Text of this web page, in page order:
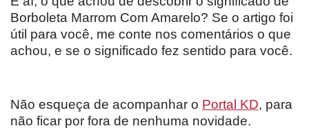
Borboleta Marrom Com Amarelo? Se o artigo foi
útil para você, me conte nos comentários o que
achou, e se o significado fez sentido para você.
Não esqueça de acompanhar o Portal KD, para
não ficar por fora de nenhuma novidade.